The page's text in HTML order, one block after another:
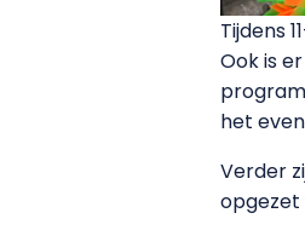
Tijdens
Ook is
het
Verder
opgezet